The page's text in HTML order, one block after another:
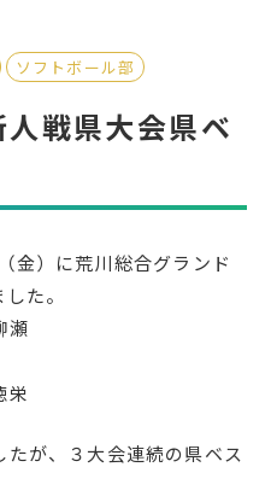
校長室より
図書室より
在校生の皆さんへ
同窓会
各種証明書発行
ソフトボール部
戦県大会県ベ
金）に荒川総合グランド
た。
瀬
が、３大会連続の県ベス